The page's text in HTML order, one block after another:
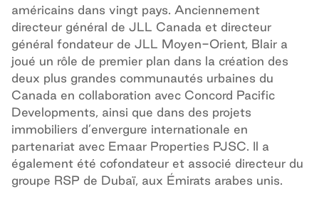
américains dans vingt pays. Anciennement
directeur général de JLL Canada et directeur
général fondateur de JLL Moyen-Orient, Blair a
joué un rôle de premier plan dans la création des
deux plus grandes communautés urbaines du
Canada en collaboration avec Concord Pacific
Developments, ainsi que dans des projets
immobiliers d’envergure internationale en
partenariat avec Emaar Properties PJSC. Il a
également été cofondateur et associé directeur du
groupe RSP de Dubaï, aux Émirats arabes unis.